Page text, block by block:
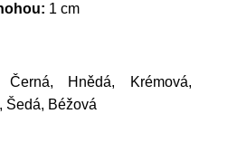
1 cm
Černá, Hnědá, Krémová,
Šedá, Béžová